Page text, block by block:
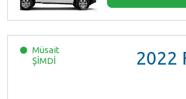
Müsait
ŞİMDİ
2022